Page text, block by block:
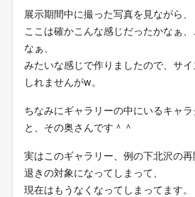
展示期間中に撮った写真を見ながら、
ここは確かこんな感じだったかなぁ
なぁ、
みたいな感じで作りましたので、サ
しれませんがw。
ちなみにギャラリーの中にいるキャ
と、その奥さんです＾＾
実はこのギャラリー、例の下北沢の
退きの対象になってしまって、
現在はもうなくなってしまってます。